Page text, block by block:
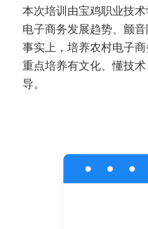
本次培训由宝鸡职业技
电子商务发展趋势、颤
事实上，培养农村电子
重点培养有文化、懂技
导。